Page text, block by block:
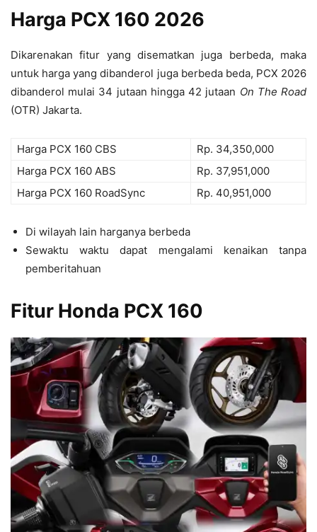
Harga PCX 160 2026
Dikarenakan fitur yang disematkan juga berbeda, maka
untuk harga yang dibanderol juga berbeda beda, PCX 2026
dibanderol mulai 34 jutaan hingga 42 jutaan On The Road
(OTR) Jakarta.
Harga PCX 160 CBS
Rp. 34,350,000
Harga PCX 160 ABS
Rp. 37,951,000
Harga PCX 160 RoadSync
Rp. 40,951,000
Di wilayah lain harganya berbeda
Sewaktu waktu dapat mengalami kenaikan tanpa
pemberitahuan
Fitur Honda PCX 160